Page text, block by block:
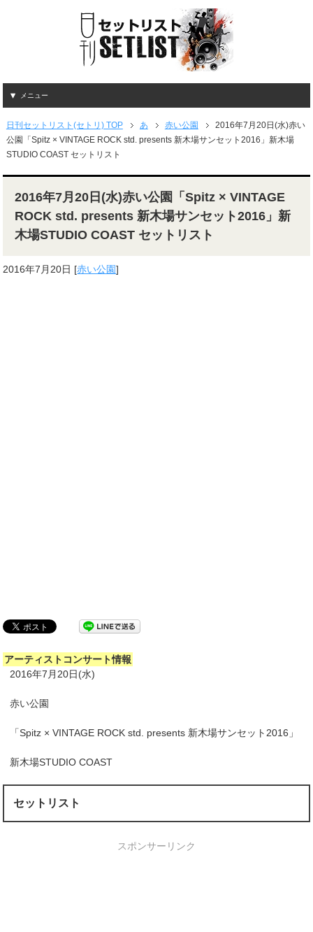
メニュー
日刊セットリスト(セトリ) TOP あ 赤い公園
2016年7月20日(水)赤い
公園「Spitz × VINTAGE ROCK std. presents 新木場サンセット2016」新木場
STUDIO COAST セットリスト
2016年7月20日(水)赤い公園「Spitz × VINTAGE
ROCK std. presents 新木場サンセット2016」新
木場STUDIO COAST セットリスト
2016年7月20日 [赤い公園]
アーティストコンサート情報
2016年7月20日(水)
赤い公園
「Spitz × VINTAGE ROCK std. presents 新木場サンセット2016」
新木場STUDIO COAST
セットリスト
スポンサーリンク